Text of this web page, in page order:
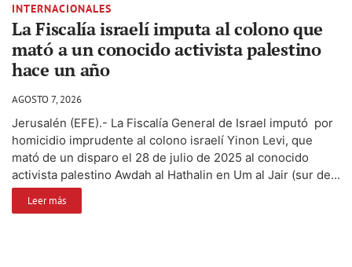
INTERNACIONALES
La Fiscalía israelí imputa al colono que
mató a un conocido activista palestino
hace un año
AGOSTO 7, 2026
Jerusalén (EFE).- La Fiscalía General de Israel imputó por
homicidio imprudente al colono israelí Yinon Levi, que
mató de un disparo el 28 de julio de 2025 al conocido
activista palestino Awdah al Hathalin en Um al Jair (sur de...
Leer más